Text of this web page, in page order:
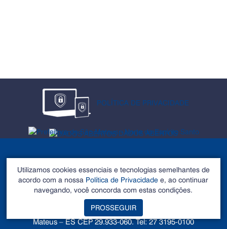
POLÍTICA DE PRIVACIDADE
DADOS ABERTOS
Prefeitura de São Mateus
©2026 - Todos os direitos reservados
Endereço: Rua Alberto Sartório, Nº 404, Carapina - São
Mateus – ES CEP 29.933-060. Tel: 27 3195-0100
Utilizamos cookies essenciais e tecnologias semelhantes de
acordo com a nossa Política de Privacidade e, ao continuar
navegando, você concorda com estas condições.
PROSSEGUIR